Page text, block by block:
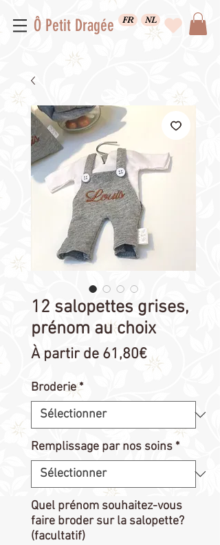
Ô Petit Dragée FR NL
12 salopettes grises,
prénom au choix
À partir de 61,80€Prix
Broderie*
Remplissage par nos soins *
Quel prénom souhaitez-vous
faire broder sur la salopette?
(facultatif)